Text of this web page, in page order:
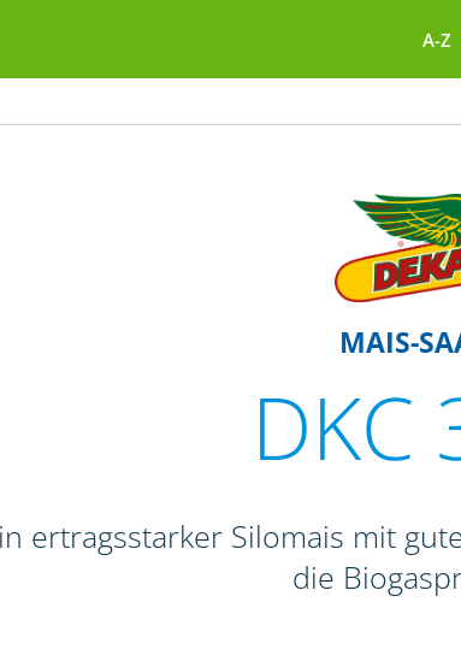
A-Z
MAIS-
DKC
ertragsstarker Silomais mit
die